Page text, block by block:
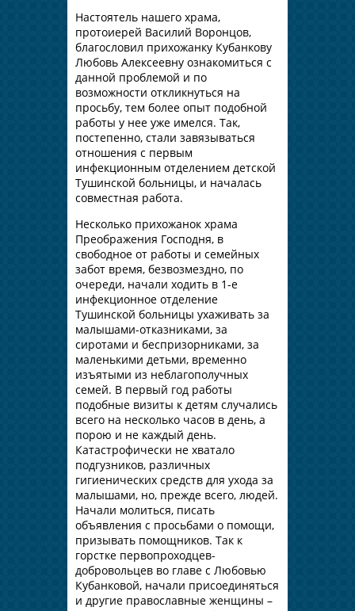
Настоятель нашего храма,
протоиерей Василий Воронцов,
благословил прихожанку Кубанкову
Любовь Алексеевну ознакомиться с
данной проблемой и по
возможности откликнуться на
просьбу, тем более опыт подобной
работы у нее уже имелся. Так,
постепенно, стали завязываться
отношения с первым
инфекционным отделением детской
Тушинской больницы, и началась
совместная работа.
Несколько прихожанок храма
Преображения Господня, в
свободное от работы и семейных
забот время, безвозмездно, по
очереди, начали ходить в 1-е
инфекционное отделение
Тушинской больницы ухаживать за
малышами-отказниками, за
сиротами и беспризорниками, за
маленькими детьми, временно
изъятыми из неблагополучных
семей. В первый год работы
подобные визиты к детям случались
всего на несколько часов в день, а
порою и не каждый день.
Катастрофически не хватало
подгузников, различных
гигиенических средств для ухода за
малышами, но, прежде всего, людей.
Начали молиться, писать
объявления с просьбами о помощи,
призывать помощников. Так к
горстке первопроходцев-
добровольцев во главе с Любовью
Кубанковой, начали присоединяться
и другие православные женщины –